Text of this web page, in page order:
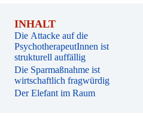
INHALT
Die Attacke auf die
PsychotherapeutInnen ist
strukturell auffällig
Die Sparmaßnahme ist
wirtschaftlich fragwürdig
Der Elefant im Raum